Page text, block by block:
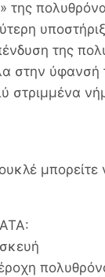
της
της
στην ύφανσή
στριμμένα
μπορείτε